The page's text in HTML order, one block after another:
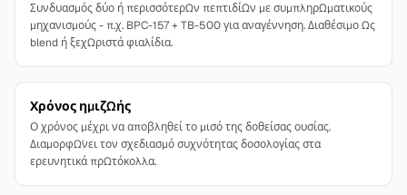
Συνδυασμός δύο ή περισσότερων πεπτιδίων με συμπληρωματικούς
μηχανισμούς - π.χ. BPC-157 + TB-500 για αναγέννηση. Διαθέσιμο ως
blend ή ξεχωριστά φιαλίδια.
Χρόνος ημιζωής
Ο χρόνος μέχρι να αποβληθεί το μισό της δοθείσας ουσίας.
Διαμορφώνει τον σχεδιασμό συχνότητας δοσολογίας στα
ερευνητικά πρωτόκολλα.